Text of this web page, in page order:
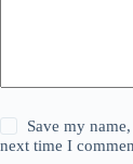
Save my
next time I